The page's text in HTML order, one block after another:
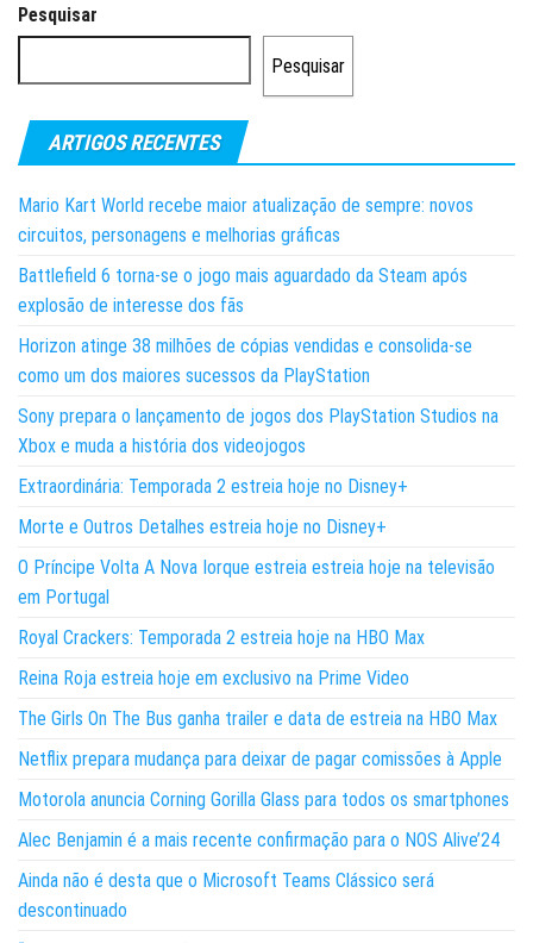
Pesquisar
Pesquisar
ARTIGOS RECENTES
Mario Kart World recebe maior atualização de sempre: novos
circuitos, personagens e melhorias gráficas
Battlefield 6 torna-se o jogo mais aguardado da Steam após
explosão de interesse dos fãs
Horizon atinge 38 milhões de cópias vendidas e consolida-se
como um dos maiores sucessos da PlayStation
Sony prepara o lançamento de jogos dos PlayStation Studios na
Xbox e muda a história dos videojogos
Extraordinária: Temporada 2 estreia hoje no Disney+
Morte e Outros Detalhes estreia hoje no Disney+
O Príncipe Volta A Nova Iorque estreia estreia hoje na televisão
em Portugal
Royal Crackers: Temporada 2 estreia hoje na HBO Max
Reina Roja estreia hoje em exclusivo na Prime Video
The Girls On The Bus ganha trailer e data de estreia na HBO Max
Netflix prepara mudança para deixar de pagar comissões à Apple
Motorola anuncia Corning Gorilla Glass para todos os smartphones
Alec Benjamin é a mais recente confirmação para o NOS Alive’24
Ainda não é desta que o Microsoft Teams Clássico será
descontinuado